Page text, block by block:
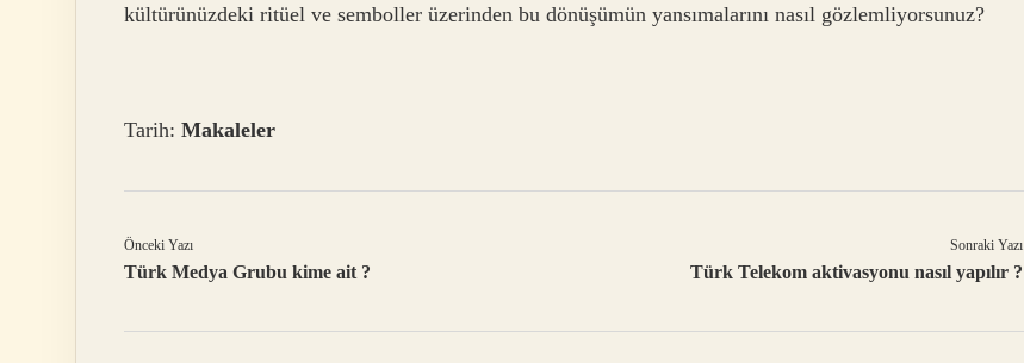
kültürünüzdeki ritüel ve semboller üzerinden bu dönüşümün yansımalarını nasıl gözlemliyorsunuz?
Tarih: Makaleler
Önceki Yazı
Türk Medya Grubu kime ait ?
Sonraki Yazı
Türk Telekom aktivasyonu nasıl yapılır ?